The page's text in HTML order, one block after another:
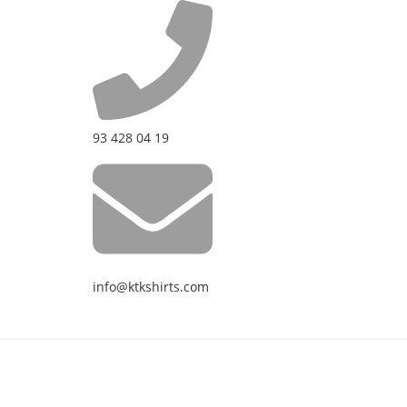
93 428 04 19
info@ktkshirts.com